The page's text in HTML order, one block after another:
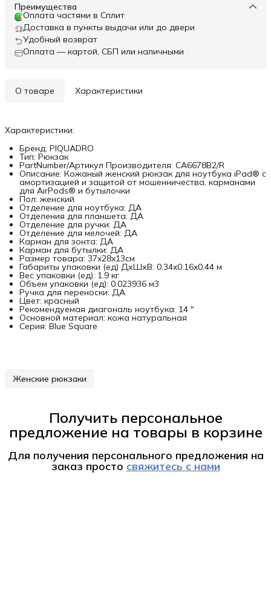
Преимущества
Оплата частями в Сплит
Доставка в пункты выдачи или до двери
Удобный возврат
Оплата — картой, СБП или наличными
О товаре Характеристики
Характеристики:
Бренд: PIQUADRO
Тип: Рюкзак
PartNumber/Артикул Производителя: CA6678B2/R
Описание: Кожаный женский рюкзак для ноутбука iPad® с
амортизацией и защитой от мошенничества, карманами
для AirPods® и бутылочки
Пол: женский
Отделение для ноутбука: ДА
Отделения для планшета: ДА
Отделение для ручки: ДА
Отделение для мелочей: ДА
Карман для зонта: ДА
Карман для бутылки: ДА
Размер товара: 37x28x13см
Габариты упаковки (ед) ДхШхВ: 0.34x0.16x0.44 м
Вес упаковки (ед): 1.9 кг
Объем упаковки (ед): 0.023936 м3
Ручка для переноски: ДА
Цвет: красный
Рекомендуемая диагональ ноутбука: 14 "
Основной материал: кожа натуральная
Серия: Blue Square
Женские рюкзаки
Получить персональное
предложение на товары в корзине
Для получения персонального предложения на
заказ просто свяжитесь с нами